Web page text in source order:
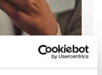
avec un test de